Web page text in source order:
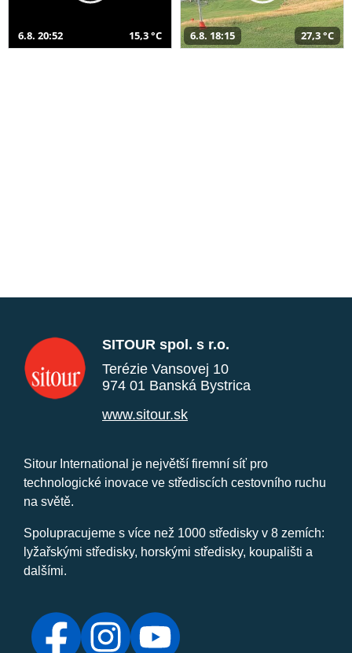
6.8. 20:52 15,3 °C 6.8. 18:15 27,3 °C
SITOUR spol. s r.o.
Terézie Vansovej 10
974 01 Banská Bystrica
www.sitour.sk
Sitour International je největší firemní síť pro
technologické inovace ve střediscích cestovního ruchu
na světě.
Spolupracujeme s více než 1000 středisky v 8 zemích:
lyžařskými středisky, horskými středisky, koupališti a
dalšími.